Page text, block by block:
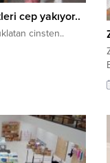
cep yakıyor..
cinsten..